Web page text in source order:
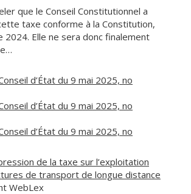
que le Conseil Constitutionnel a
taxe conforme à la Constitution,
2024. Elle ne sera donc finalement
d’État du 9 mai 2025, no
d’État du 9 mai 2025, no
d’État du 9 mai 2025, no
de la taxe sur l’exploitation
de transport de longue distance
WebLex